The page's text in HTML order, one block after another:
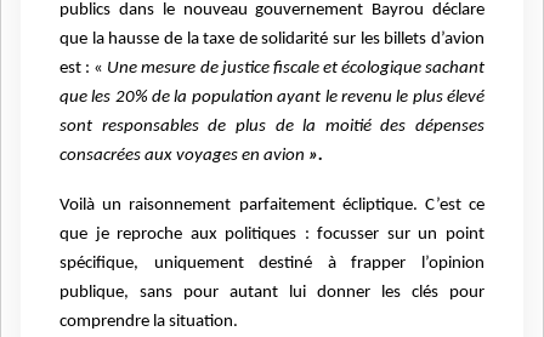
publics dans le nouveau gouvernement Bayrou déclare
que la hausse de la taxe de solidarité sur les billets d’avion
est : « Une mesure de justice fiscale et écologique sachant
que les 20% de la population ayant le revenu le plus élevé
sont responsables de plus de la moitié des dépenses
consacrées aux voyages en avion ».
Voilà un raisonnement parfaitement écliptique. C’est ce
que je reproche aux politiques : focusser sur un point
spécifique, uniquement destiné à frapper l’opinion
publique, sans pour autant lui donner les clés pour
comprendre la situation.